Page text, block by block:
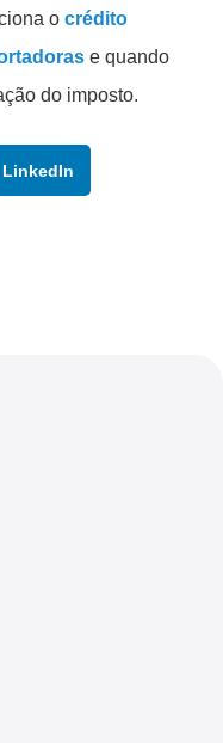
o crédito
e quando
do imposto.
LinkedIn